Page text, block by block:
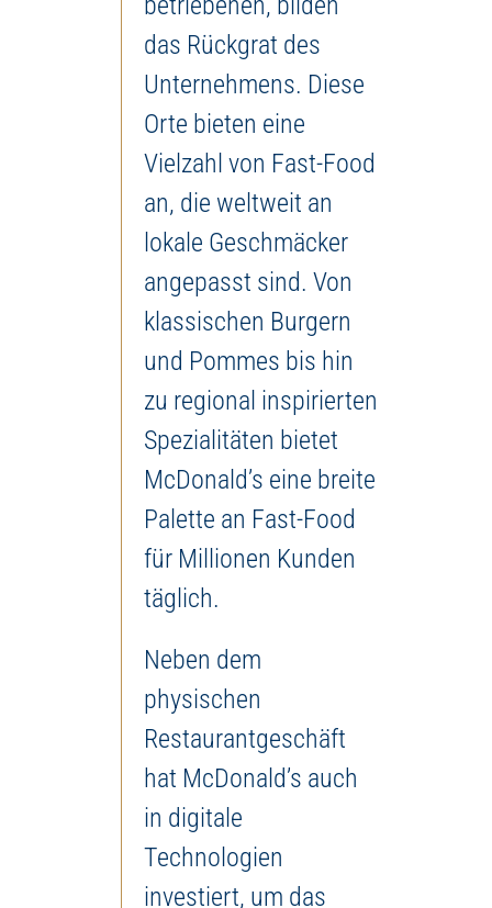
das Rückgrat des
Unternehmens. Diese
Orte bieten eine
Vielzahl von Fast-Food
an, die weltweit an
lokale Geschmäcker
angepasst sind. Von
klassischen Burgern
und Pommes bis hin
zu regional inspirierten
Spezialitäten bietet
McDonald’s eine breite
Palette an Fast-Food
für Millionen Kunden
täglich.
Neben dem
physischen
Restaurantgeschäft
hat McDonald’s auch
in digitale
Technologien
investiert, um das